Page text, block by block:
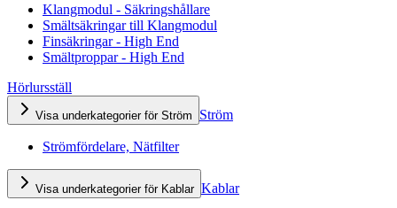
Klangmodul - Säkringshållare
Smältsäkringar till Klangmodul
Finsäkringar - High End
Smältproppar - High End
Hörlursställ
Visa underkategorier för Ström Ström
Strömfördelare, Nätfilter
Visa underkategorier för Kablar Kablar